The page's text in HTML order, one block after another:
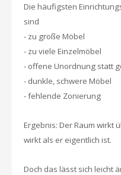
Die häufigsten
sind
- zu große Möbel
- zu viele Einzelmöbel
- offene Unordnung statt
- dunkle, schwere Möbel
- fehlende Zonierung
Ergebnis: Der Raum wirkt
wirkt als er eigentlich ist.
Doch das lässt sich leicht